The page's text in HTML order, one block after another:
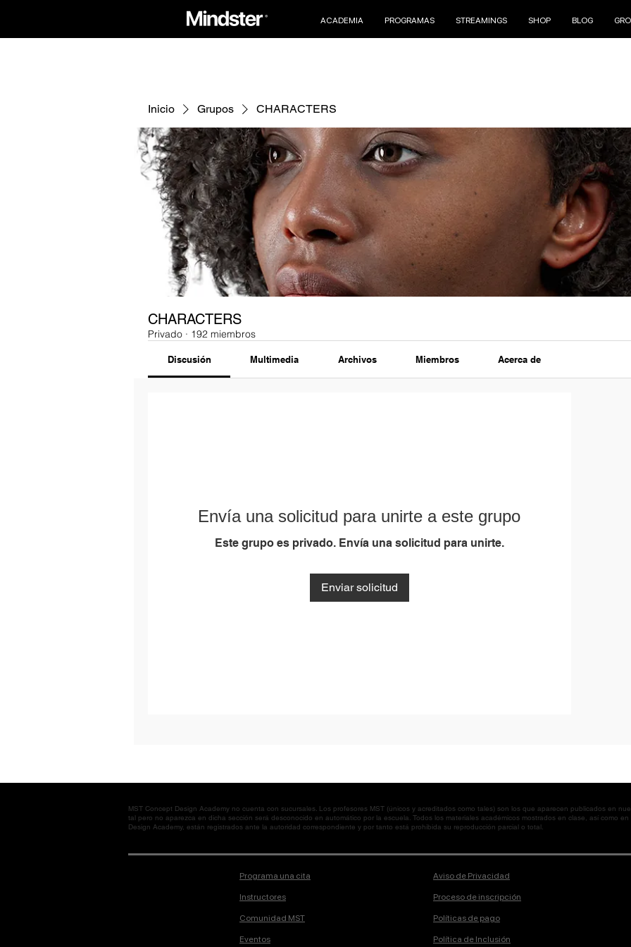
ACADEMIA PROGRAMAS STREAMINGS SHOP BLOG
Inicio Grupos CHARACTERS
CHARACTERS
Privado · 192 miembros
Discusión Multimedia Archivos Miembros Acerca de
Envía una solicitud para unirte a este grupo
Este grupo es privado. Envía una solicitud para unirte.
Enviar solicitud
MST Concept Design Academy no cuenta con sucursales. Los profesores MST (únicos y acreditados como tales) son los que aparecen publicados en
tal pero no aparezca en dicha sección será desconocido en automático por la escuela. Todos los materiales académicos mostrados en clase, así como
Design Academy, están registrados ante la autoridad correspondiente y por tanto está prohibida su reproducción parcial o total.
Programa una cita
Instructores
Comunidad MST
Eventos
Aviso de Privacidad
Proceso de inscripción
Políticas de pago
Política de Inclusión